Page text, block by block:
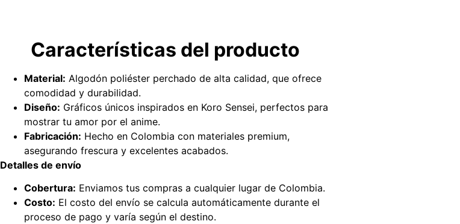
Características del producto
Material: Algodón poliéster perchado de alta calidad, que ofrece
comodidad y durabilidad.
Diseño: Gráficos únicos inspirados en Koro Sensei, perfectos para
mostrar tu amor por el anime.
Fabricación: Hecho en Colombia con materiales premium,
asegurando frescura y excelentes acabados.
Detalles de envío
Cobertura: Enviamos tus compras a cualquier lugar de Colombia.
Costo: El costo del envío se calcula automáticamente durante el
proceso de pago y varía según el destino.